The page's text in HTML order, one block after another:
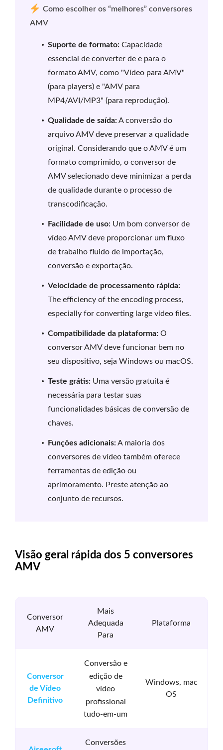
Como escolher os “melhores” conversores
AMV
Suporte de formato: Capacidade
essencial de converter de e para o
formato AMV, como "Vídeo para AMV"
(para players) e "AMV para
MP4/AVI/MP3" (para reprodução).
Qualidade de saída:A conversão do
arquivo AMV deve preservar a qualidade
original. Considerando que o AMV é um
formato comprimido, o conversor de
AMV selecionado deve minimizar a perda
de qualidade durante o processo de
transcodificação.
Facilidade de uso: Um bom conversor de
vídeo AMV deve proporcionar um fluxo
de trabalho fluido de importação,
conversão e exportação.
Velocidade de processamento rápida:
The efficiency of the encoding process,
especially for converting large video files.
Compatibilidade da plataforma: O
conversor AMV deve funcionar bem no
seu dispositivo, seja Windows ou macOS.
Teste grátis: Uma versão gratuita é
necessária para testar suas
funcionalidades básicas de conversão de
chaves.
Funções adicionais:A maioria dos
conversores de vídeo também oferece
ferramentas de edição ou
aprimoramento. Preste atenção ao
conjunto de recursos.
Visão geral rápida dos 5 conversores
AMV
Conversor
AMV
Mais
Adequada
Para
Plataforma
Conversor
de Vídeo
Definitivo
Conversão e
edição de
vídeo
profissional
tudo-em-um
Windows, mac
OS
Conversões